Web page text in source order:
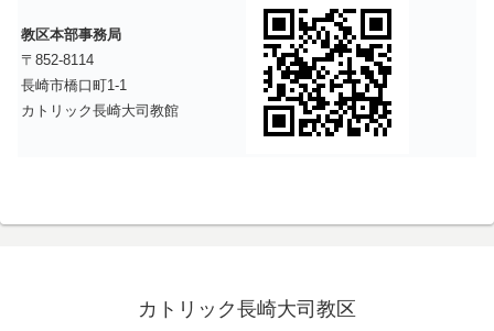
教区本部事務局
〒852-8114
長崎市橋口町1-1
カトリック長崎大司教館
カトリック長崎大司教区